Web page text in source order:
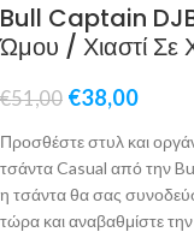
Bull Captain DJB
Ώμου / Χιαστί
€51,00 €38,00
Προσθέστε στυλ και
τσάντα Casual από την
η τσάντα θα σας
τώρα και αναβαθμίστε